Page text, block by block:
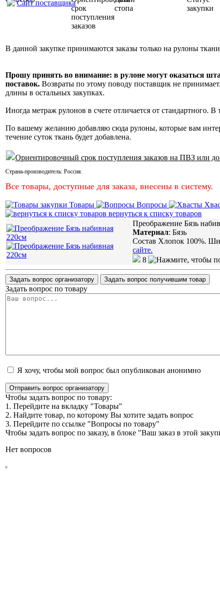
Сайт поставщика
В данной закупке принимаются заказы только на рулоны
Прошу принять во внимание: в рулоне могут оказаться
поставок. Возвраты по этому поводу поставщик не
длины в остальных закупках.
Иногда метраж рулонов в счете отличается от стандартного.
По вашему желанию добавляю сюда рулоны, которые вам
течение суток ткань будет добавлена.
Ориентировочный срок поступления заказов на ПВЗ или
Страна-производитель: Россия.
Все товары, доступные для заказа, внесены в систему.
Товары Вопросы
вернуться к списку товаров
Преображение Бязь
Материал: Бязь
Состав Хлопок 100%.
сайте.
8
Задать вопрос организатору Задать вопрос получившим товар
Задать вопрос по товару
Я хочу, чтобы мой вопрос был опубликован анонимно
Отправить вопрос организатору
Чтобы задать вопрос по товару:
1. Перейдите на вкладку "Товары"
2. Найдите товар, по которому Вы хотите задать вопрос
3. Перейдите по ссылке "Вопросы по товару"
Чтобы задать вопрос по заказу, в блоке "Ваш заказ в этой
Нет вопросов